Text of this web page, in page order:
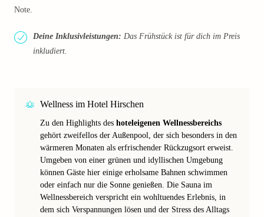
Note.
Deine Inklusivleistungen: Das Frühstück ist für dich im Preis
inkludiert.
Wellness im Hotel Hirschen
Zu den Highlights des hoteleigenen Wellnessbereichs
gehört zweifellos der Außenpool, der sich besonders in den
wärmeren Monaten als erfrischender Rückzugsort erweist.
Umgeben von einer grünen und idyllischen Umgebung
können Gäste hier einige erholsame Bahnen schwimmen
oder einfach nur die Sonne genießen. Die Sauna im
Wellnessbereich verspricht ein wohltuendes Erlebnis, in
dem sich Verspannungen lösen und der Stress des Alltags